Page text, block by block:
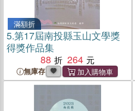
滿額折
5.第17屆南投縣玉山文學獎
得獎作品集
88
264
無庫存